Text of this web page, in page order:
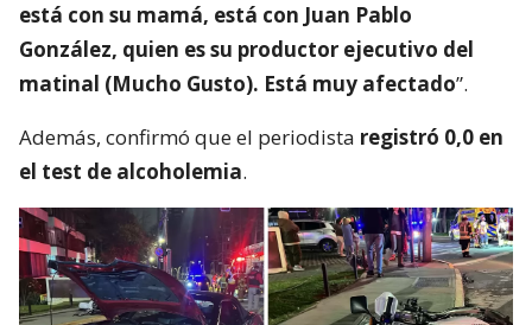
está con su mamá, está con Juan Pablo
González, quien es su productor ejecutivo del
matinal (Mucho Gusto). Está muy afectado”.
Además, confirmó que el periodista registró 0,0 en
el test de alcoholemia.